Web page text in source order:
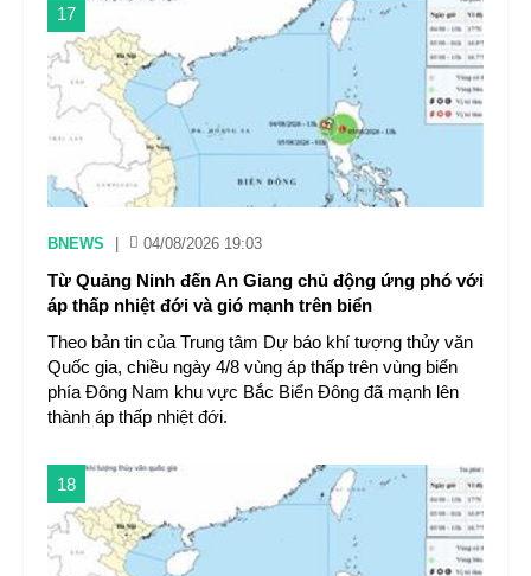
17
BNEWS 04/08/2026 19:03
Từ Quảng Ninh đến An Giang chủ động ứng phó với
áp thấp nhiệt đới và gió mạnh trên biển
Theo bản tin của Trung tâm Dự báo khí tượng thủy văn
Quốc gia, chiều ngày 4/8 vùng áp thấp trên vùng biển
phía Đông Nam khu vực Bắc Biển Đông đã mạnh lên
thành áp thấp nhiệt đới.
18